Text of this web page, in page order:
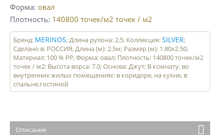
Форма овал
Плотность 140800 точек/м2 точек / м2
Бренд: MERINOS; Длина рулона: 2,5; Коллекция:SILVER;
Сделано в: РОССИЯ; Длина (м): 2.5м; Размер (м): 1.80x2.50;
Материал: 100 % PP; Форма: овал; Плотность: 140800 точек/м2
точек / м2; Высота ворса: 7.0; Основа: Джут; В комнату: во
внутренних жилых помещениях: в коридоре, на кухне, в
спальне,гостиной
Описание